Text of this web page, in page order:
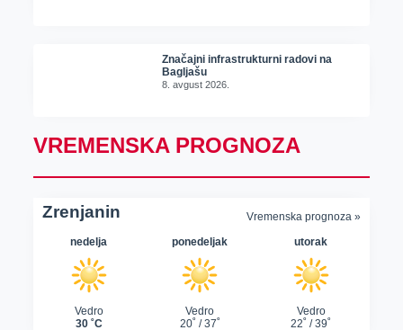
Značajni infrastrukturni radovi na
Bagljašu
8. avgust 2026.
VREMENSKA PROGNOZA